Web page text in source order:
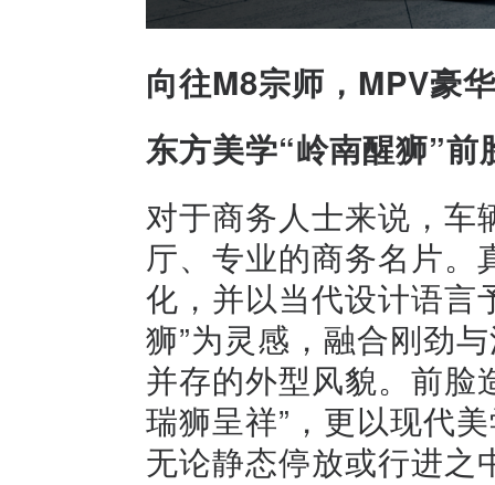
向往M8宗师，MPV豪
东方美学“岭南醒狮”
对于商务人士来说，车
厅、专业的商务名片。
化，并以当代设计语言
狮”为灵感，融合刚劲
并存的外型风貌。前脸
瑞狮呈祥”，更以现代
无论静态停放或行进之